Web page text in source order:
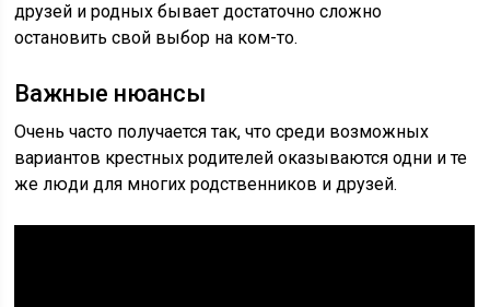
друзей и родных бывает достаточно сложно
остановить свой выбор на ком-то.
Важные нюансы
Очень часто получается так, что среди возможных
вариантов крестных родителей оказываются одни и те
же люди для многих родственников и друзей.